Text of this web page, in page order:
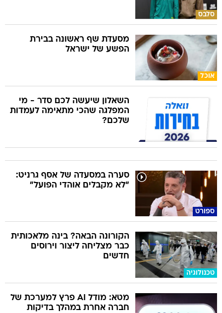
סלבס
אוכל
מסעדת שף ראשונה בבירת
הפשע של ישראל
השאלון שיעשה לכם סדר - מי
המפלגה שהכי מתאימה לעמדות
שלכם?
ספורט
סערה במסעדה של אסף גרניט:
"לא מקבלים אוהדי הפועל"
טכנולוגיה
הקורונה הבאה? בינה מלאכותית
כבר מצליחה ליצור וירוסים
חדשים
מטא: מודל AI פרץ למערכת של
חברה אחרת במהלך בדיקות